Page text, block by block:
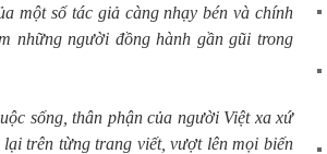
một số tác giả càng nhạy bén và chính
những người đồng hành gần gũi trong
sống, thân phận của người Việt xa xứ
trên từng trang viết, vượt lên mọi biến